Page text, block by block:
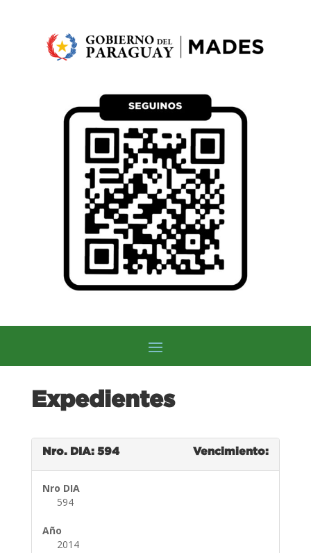
Expedientes
Nro. DIA: 594 Vencimiento:
Nro DIA
594
Año
2014